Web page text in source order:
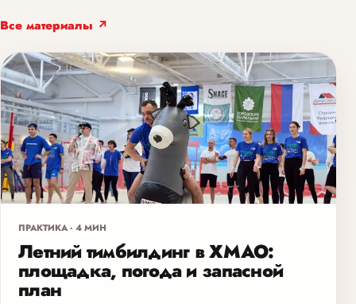
Все материалы ↗
ПРАКТИКА · 4 МИН
Летний тимбилдинг в ХМАО:
площадка, погода и запасной
план